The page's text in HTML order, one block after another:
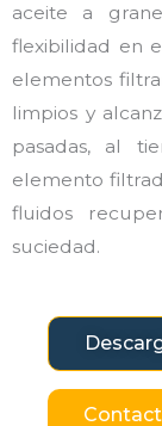
aceite a
flexibilidad en
elementos
limpios y
pasadas, al
elemento
fluidos
suciedad.